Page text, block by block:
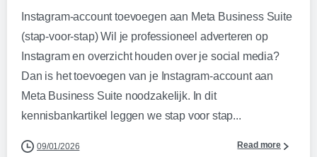
Instagram-account toevoegen aan Meta Business Suite
(stap-voor-stap) Wil je professioneel adverteren op
Instagram en overzicht houden over je social media?
Dan is het toevoegen van je Instagram-account aan
Meta Business Suite noodzakelijk. In dit
kennisbankartikel leggen we stap voor stap...
09/01/2026 Read more